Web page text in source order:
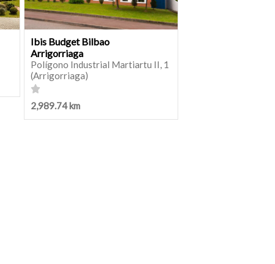
Ibis Budget Bilbao
Arrigorriaga
Polígono Industrial Martiartu II, 1
(Arrigorriaga)
2,989.74 km